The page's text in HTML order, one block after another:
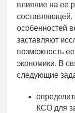
влияние на ее
составляющей,
особенностей
заставляют
возможность
экономики. В
следующие
КСО для